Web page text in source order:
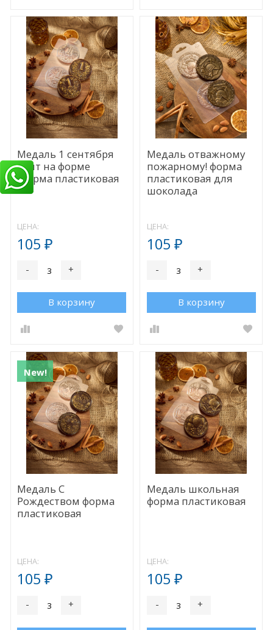
Медаль 1 сентября
(2шт на форме
)форма пластиковая
ЦЕНА:
105₽
- +
В корзину
Медаль отважному
пожарному! форма
пластиковая для
шоколада
ЦЕНА:
105 ₽
- +
В корзину
New!
Медаль С
Рождеством форма
пластиковая
ЦЕНА:
105₽
- +
Медаль школьная
форма пластиковая
ЦЕНА:
105 ₽
- +